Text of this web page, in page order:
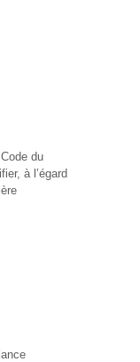
du
à l’égard